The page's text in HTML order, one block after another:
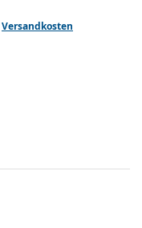
Versandkosten